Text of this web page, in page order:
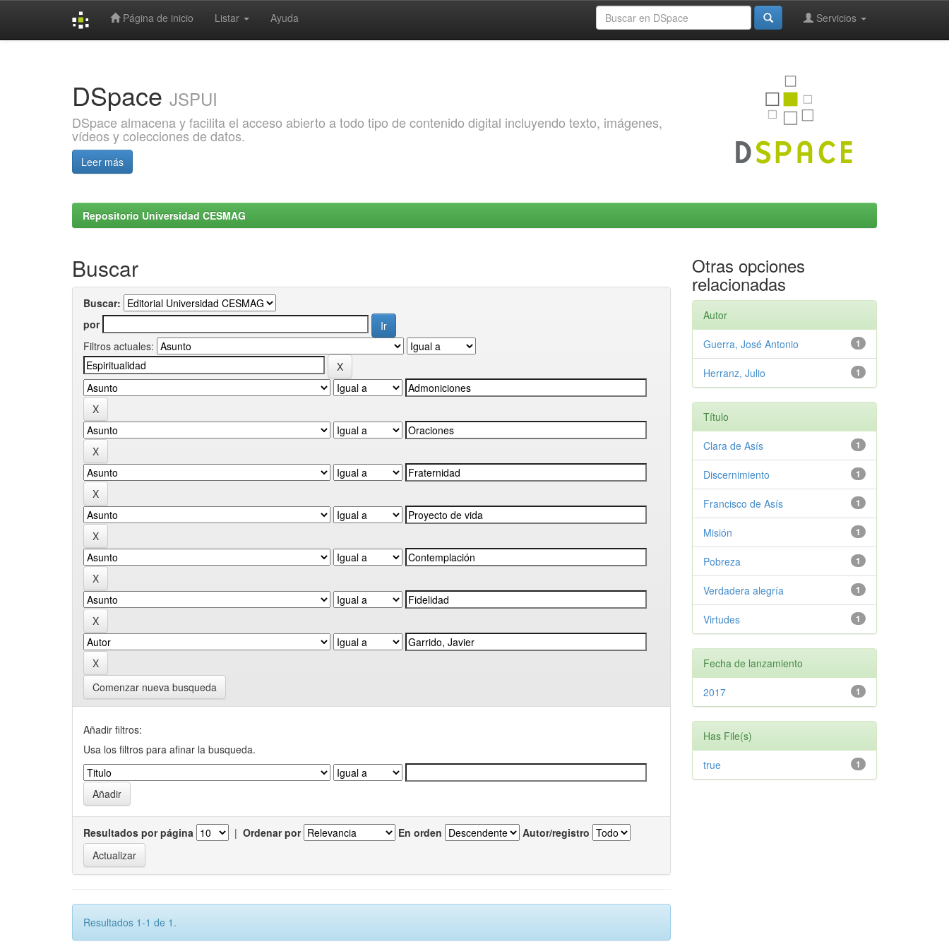
Página de inicio Listar Ayuda Servicios
DSpace JSPUI
DSpace almacena y facilita el acceso abierto a todo tipo de contenido digital incluyendo texto, imágenes,
vídeos y colecciones de datos.
Leer más
Repositorio Universidad CESMAG
Buscar
Buscar:
por
Filtros actuales:
Comenzar nueva busqueda
Añadir filtros:
Usa los filtros para afinar la busqueda.
Resultados por página | Ordenar por En orden Autor/registro
Resultados 1-1 de 1.
Otras opciones
relacionadas
Autor
1
Guerra, José Antonio
1
Herranz, Julio
Título
1
Clara de Asís
1
Discernimiento
1
Francisco de Asís
1
Misión
1
Pobreza
1
Verdadera alegría
1
Virtudes
Fecha de lanzamiento
1
2017
Has File(s)
1
true